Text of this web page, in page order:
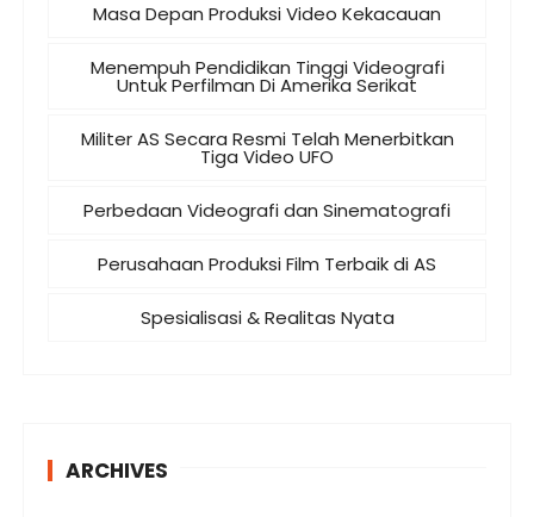
Masa Depan Produksi Video Kekacauan
Menempuh Pendidikan Tinggi Videografi
Untuk Perfilman Di Amerika Serikat
Militer AS Secara Resmi Telah Menerbitkan
Tiga Video UFO
Perbedaan Videografi dan Sinematografi
Perusahaan Produksi Film Terbaik di AS
Spesialisasi & Realitas Nyata
ARCHIVES